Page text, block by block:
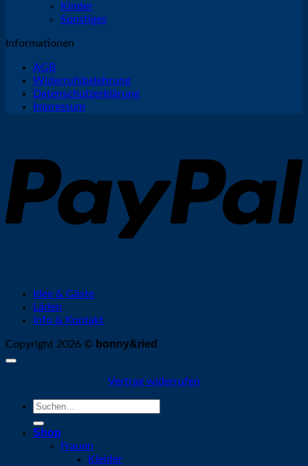
Kinder
Sonstiges
Informationen
AGB
Widerrufsbelehrung
Datenschutzerklärung
Impressum
Idee & Gäste
Läden
Info & Kontakt
Copyright 2026 © bonny&ried
Vertrag widerrufen
Suchen
Shop
Frauen
Kleider